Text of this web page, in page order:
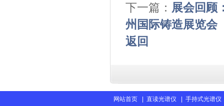
下一篇： 展会回顾
州国际铸造展览会
返回
网站首页 直读光谱仪 手持式光谱仪